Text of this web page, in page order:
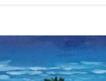
미술 이야기